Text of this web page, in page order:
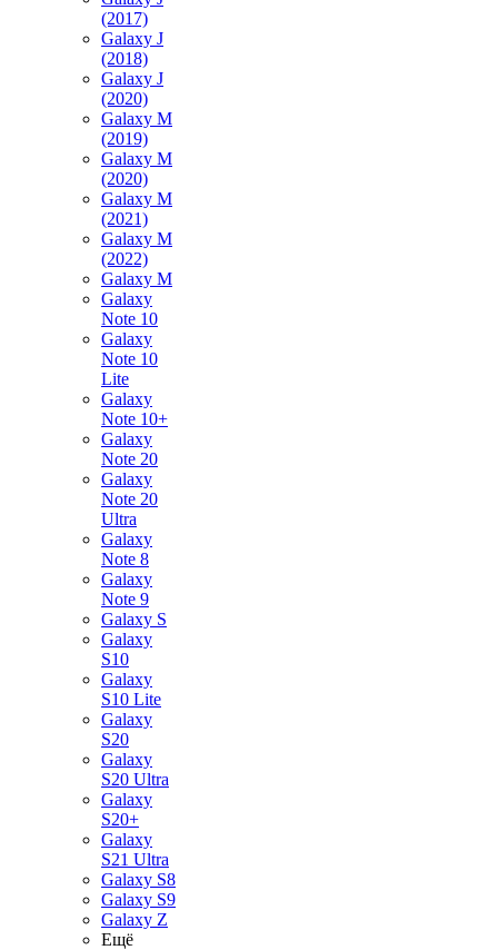
(2017)
Galaxy J
(2018)
Galaxy J
(2020)
Galaxy M
(2019)
Galaxy M
(2020)
Galaxy M
(2021)
Galaxy M
(2022)
Galaxy M
Galaxy
Note 10
Galaxy
Note 10
Lite
Galaxy
Note 10+
Galaxy
Note 20
Galaxy
Note 20
Ultra
Galaxy
Note 8
Galaxy
Note 9
Galaxy S
Galaxy
S10
Galaxy
S10 Lite
Galaxy
S20
Galaxy
S20 Ultra
Galaxy
S20+
Galaxy
S21 Ultra
Galaxy S8
Galaxy S9
Galaxy Z
Ещё